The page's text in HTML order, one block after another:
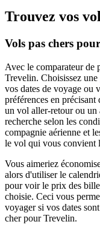
Trouvez vos
Vols pas chers
Avec le comparateur de
Trevelin. Choisissez une
vos dates de voyage ou
préférences en précisant
un vol aller-retour ou un
recherche selon les
compagnie aérienne et
le vol qui vous convient
Vous aimeriez
alors d'utiliser le
pour voir le prix des
choisie. Ceci vous
voyager si vos dates
cher pour Trevelin.